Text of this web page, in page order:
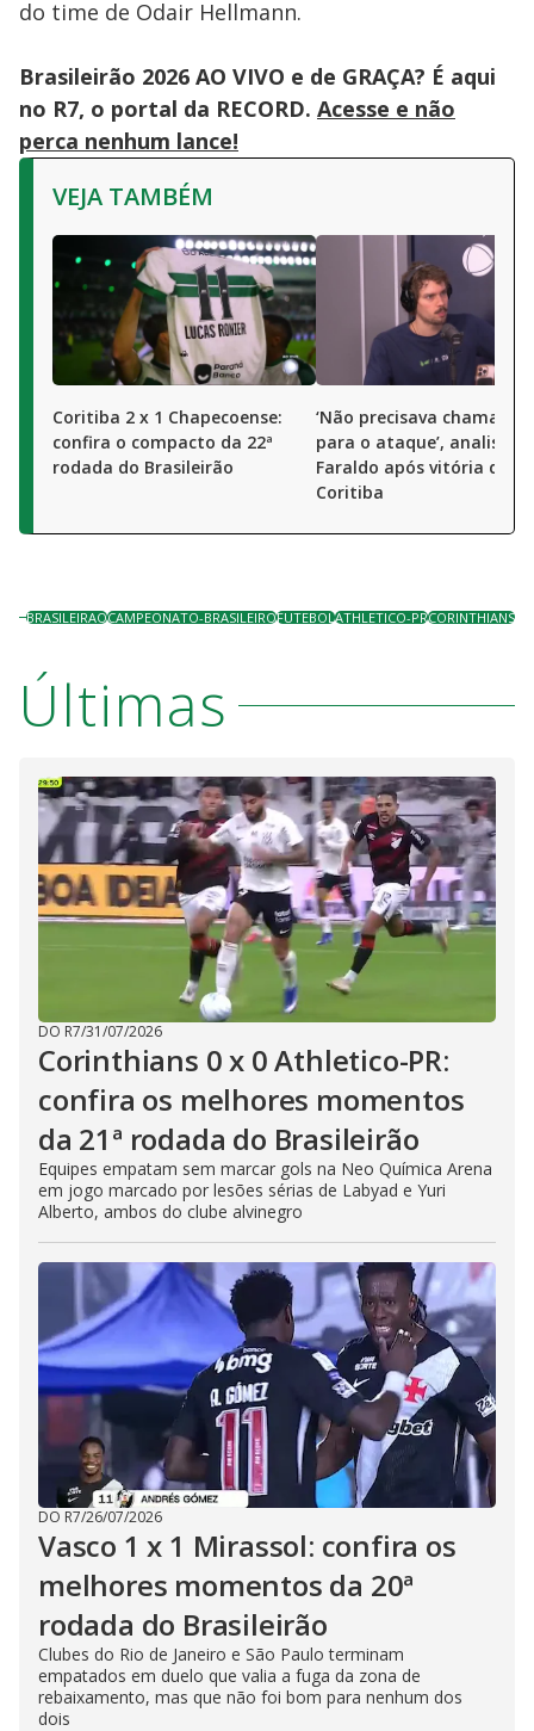
do time de Odair Hellmann.
Brasileirão 2026 AO VIVO e de GRAÇA? É aqui
no R7, o portal da RECORD. Acesse e não
perca nenhum lance!
VEJA TAMBÉM
Coritiba 2 x 1 Chapecoense:
confira o compacto da 22ª
rodada do Brasileirão
‘Não precisava chamar a
para o ataque’, analisa
Faraldo após vitória do
Coritiba
BRASILEIRAOCAMPEONATO-BRASILEIROFUTEBOLATHLETICO-PRCORINTHIANS
Últimas
DO R7/31/07/2026
Corinthians 0 x 0 Athletico-PR:
confira os melhores momentos
da 21ª rodada do Brasileirão
Equipes empatam sem marcar gols na Neo Química Arena
em jogo marcado por lesões sérias de Labyad e Yuri
Alberto, ambos do clube alvinegro
DO R7/26/07/2026
Vasco 1 x 1 Mirassol: confira os
melhores momentos da 20ª
rodada do Brasileirão
Clubes do Rio de Janeiro e São Paulo terminam
empatados em duelo que valia a fuga da zona de
rebaixamento, mas que não foi bom para nenhum dos
dois